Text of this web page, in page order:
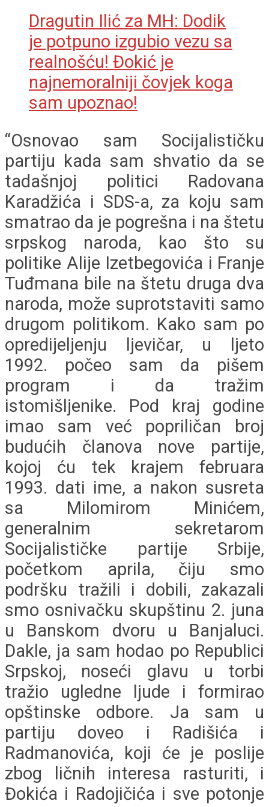
Dragutin Ilić za MH: Dodik
je potpuno izgubio vezu sa
realnošću! Đokić je
najnemoralniji čovjek koga
sam upoznao!
“Osnovao sam Socijalističku
partiju kada sam shvatio da se
tadašnjoj politici Radovana
Karadžića i SDS-a, za koju sam
smatrao da je pogrešna i na štetu
srpskog naroda, kao što su
politike Alije Izetbegovića i Franje
Tuđmana bile na štetu druga dva
naroda, može suprotstaviti samo
drugom politikom. Kako sam po
opredijeljenju ljevičar, u ljeto
1992. počeo sam da pišem
program i da tražim
istomišljenike. Pod kraj godine
imao sam već popriličan broj
budućih članova nove partije,
kojoj ću tek krajem februara
1993. dati ime, a nakon susreta
sa Milomirom Minićem,
generalnim sekretarom
Socijalističke partije Srbije,
početkom aprila, čiju smo
podršku tražili i dobili, zakazali
smo osnivačku skupštinu 2. juna
u Banskom dvoru u Banjaluci.
Dakle, ja sam hodao po Republici
Srpskoj, noseći glavu u torbi
tražio ugledne ljude i formirao
opštinske odbore. Ja sam u
partiju doveo i Radišića i
Radmanovića, koji će je poslije
zbog ličnih interesa rasturiti, i
Đokića i Radojičića i sve potonje